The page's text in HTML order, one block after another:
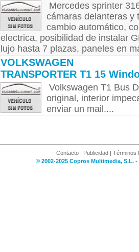
Mercedes sprinter
cámaras delanteras y
cambio automático,
electrica, posibilidad de instalar
lujo hasta 7 plazas, paneles en
VOLKSWAGEN
TRANSPORTER T1 15
Volkswagen T1 Bus
original, interior
enviar un mail....
Contacto | Publicidad | Términos
© 2002-2025 Copros Multimedia, S.L.